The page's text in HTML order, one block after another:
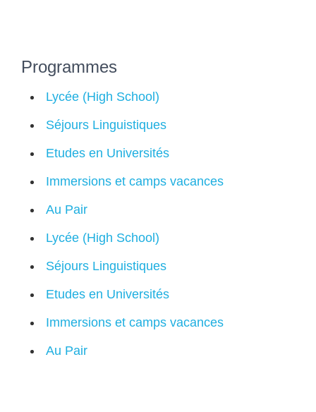
Programmes
Lycée (High School)
Séjours Linguistiques
Etudes en Universités
Immersions et camps vacances
Au Pair
Lycée (High School)
Séjours Linguistiques
Etudes en Universités
Immersions et camps vacances
Au Pair